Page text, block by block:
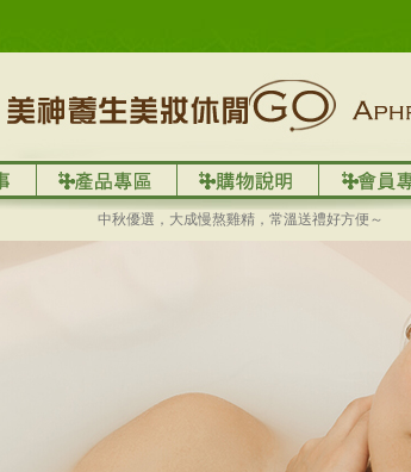
中秋優選，大成慢熬雞精，常溫送禮好方便～